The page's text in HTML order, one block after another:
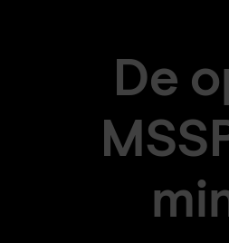
De